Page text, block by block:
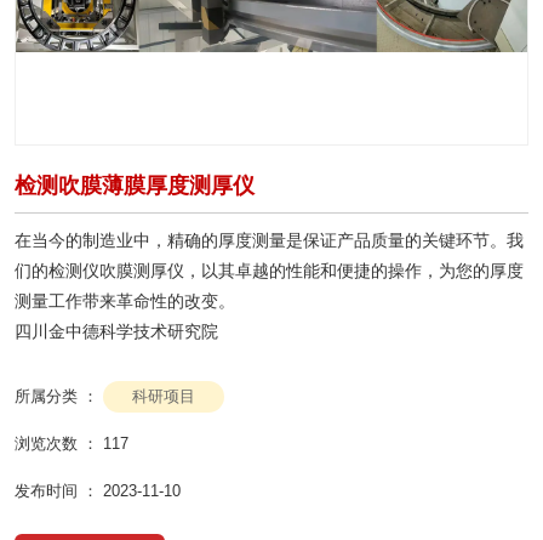
检测吹膜薄膜厚度测厚仪
在当今的制造业中，精确的厚度测量是保证产品质量的关键环节。我
们的检测仪吹膜测厚仪，以其卓越的性能和便捷的操作，为您的厚度
测量工作带来革命性的改变。
四川金中德科学技术研究院
所属分类 ： 科研项目
浏览次数 ： 117
发布时间 ： 2023-11-10